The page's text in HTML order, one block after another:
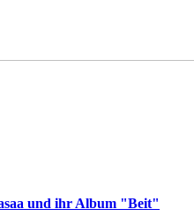
und ihr Album "Beit"